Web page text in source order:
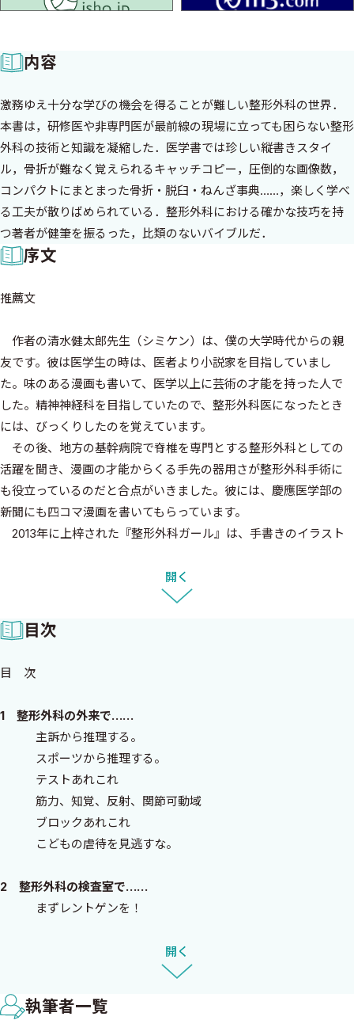
内容
激務ゆえ十分な学びの機会を得ることが難しい整形外科の世界．
本書は，研修医や非専門医が最前線の現場に立っても困らない整形
外科の技術と知識を凝縮した．医学書では珍しい縦書きスタイ
ル，骨折が難なく覚えられるキャッチコピー，圧倒的な画像数，
コンパクトにまとまった骨折・脱臼・ねんざ事典……，楽しく学べ
る工夫が散りばめられている．整形外科における確かな技巧を持
つ著者が健筆を振るった，比類のないバイブルだ．
序文
推薦文
作者の清水健太郎先生（シミケン）は、僕の大学時代からの親
友です。彼は医学生の時は、医者より小説家を目指していまし
た。味のある漫画も書いて、医学以上に芸術の才能を持った人で
した。精神神経科を目指していたので、整形外科医になったとき
には、びっくりしたのを覚えています。
その後、地方の基幹病院で脊椎を専門とする整形外科としての
活躍を聞き、漫画の才能からくる手先の器用さが整形外科手術に
も役立っているのだと合点がいきました。彼には、慶應医学部の
新聞にも四コマ漫画を書いてもらっています。
2013年に上梓された『整形外科ガール』は、手書きのイラスト
います。『整形外科ガール』の若手医師向けの教科書を書いてみ
ては？ とすすめ、8年の年月を経て、できあがった本書のゲラを
読んでたまげました。若い整形外科医への愛情のこもった、整形
外科プライマリケアのすばらしい教科書ではないですか。豊富な
により、骨折が理解しやすくなっています。
あふれた本です。あえて、縦書きとしたのは、文芸賞の受賞者らし
い、純文学へのオマージュなんだと思います。
慶應義塾大学医学部 副医学部長
医学教育統轄センター教授
門川 俊明
-------------------------------
はじめに
変イソガシイ科です。救急、手術、外来、病棟、検査、書類（よ
その科は、どれかがヒマだったりする）……どれもテンコ盛り。ド
クターは、早朝から夜深けまで病院を駈け回っているにチガイナ
開く
目次
目 次
1 整形外科の外来で……
主訴から推理する。
スポーツから推理する。
テストあれこれ
筋力、知覚、反射、関節可動域
ブロックあれこれ
こどもの虐待を見逃すな。
2 整形外科の検査室で……
まずレントゲンを！
脊髄造影（ミエログラフィー）
3 整形外科の救急で……
開く
執筆者一覧